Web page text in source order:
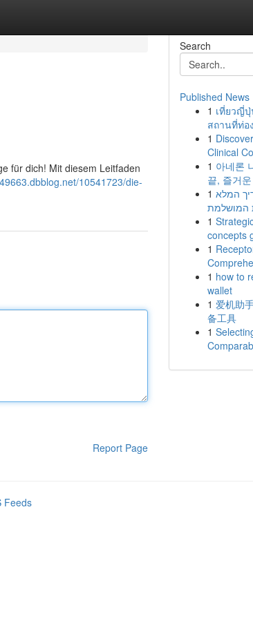
für dich! Mit diesem Leitfaden
10541723/die-
Report Page
Search
Published News
1 เที่ยวญี่
สถานที่ท่อ
1
Clinical
1 아네론
끝, 즐거
1 המלא
המושלמת
1
concepts
1
1 how to
wallet
1 爱机助
备工具
1
Feeds